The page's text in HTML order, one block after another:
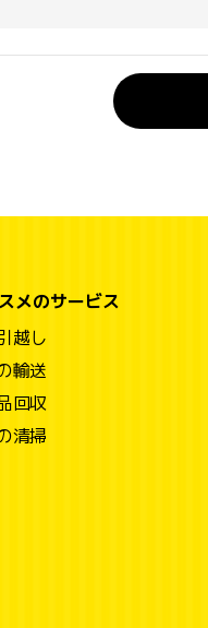
メのサービス
越し
輸送
回収
清掃